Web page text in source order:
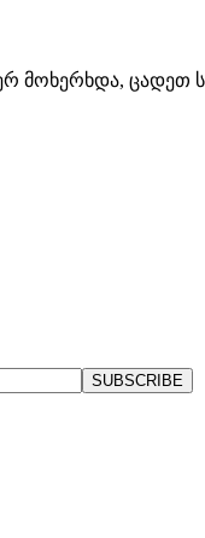
მოხერხდა, ცადეთ